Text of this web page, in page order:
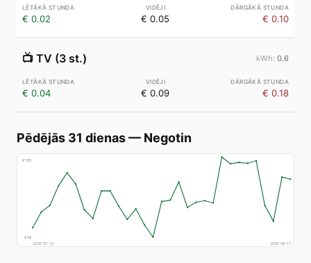
€ 0.02 € 0.05 € 0.10
📺 TV (3 st.) 0.6
€ 0.04 € 0.09 € 0.18
Pēdējās 31 dienas— Negotin
€185
€58
2026-07-12
2026-08-11